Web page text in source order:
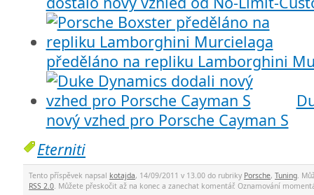
předěláno na repliku Lamborghini
nový vzhed pro Porsche Cayman S
Eterniti
Tento příspěvek napsal kotajda, 14/09/2011 v 13.00 do rubriky Porsche, Tuning.
RSS 2.0. Můžete přeskočit až na konec a zanechat komentář. Oznamování